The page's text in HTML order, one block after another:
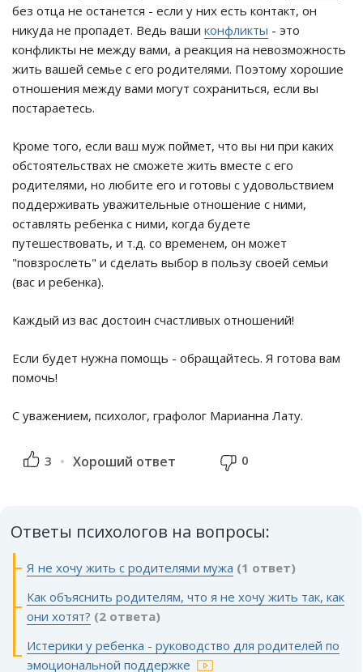
без отца не останется - если у них есть контакт, он
никуда не пропадет. Ведь ваши конфликты - это
конфликты не между вами, а реакция на невозможность
жить вашей семье с его родителями. Поэтому хорошие
отношения между вами могут сохраниться, если вы
постараетесь.
Кроме того, если ваш муж поймет, что вы ни при каких
обстоятельствах не сможете жить вместе с его
родителями, но любите его и готовы с удовольствием
поддерживать уважительные отношение с ними,
оставлять ребенка с ними, когда будете
путешествовать, и т.д. со временем, он может
"повзрослеть" и сделать выбор в пользу своей семьи
(вас и ребенка).
Каждый из вас достоин счастливых отношений!
Если будет нужна помощь - обращайтесь. Я готова вам
помочь!
С уважением, психолог, графолог Марианна Лату.
3 Хороший ответ 0
Ответы психологов на вопросы:
Я не хочу жить с родителями мужа (1 ответ)
Как объяснить родителям, что я не хочу жить так, как
они хотят? (2 ответа)
Истерики у ребенка - руководство для родителей по
эмоциональной поддержке